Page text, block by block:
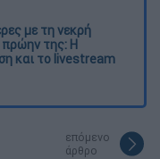
με τη νεκρή
πρώην της: Η
και το livestream
επόμενο
άρθρο